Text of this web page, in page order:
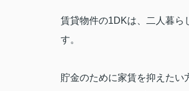
賃貸物件の1DKは、二人暮ら
す。
貯金のために家賃を抑えた